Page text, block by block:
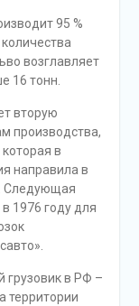
95 %
возглавляет
16 тонн.
вторую
производства,
в
направила в
Следующая
1976 году для
грузовик в РФ –
территории